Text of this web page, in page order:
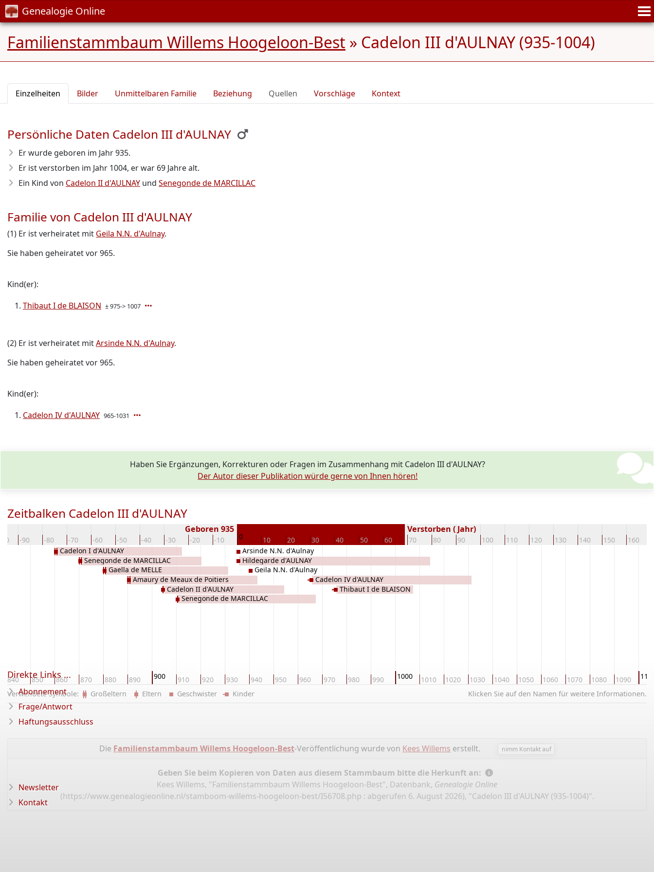
Genealogie Online
Familienstammbaum Willems Hoogeloon-Best » Cadelon III d'AULNAY (935-1004)
Einzelheiten Bilder Unmittelbaren Familie Beziehung Quellen Vorschläge Kontext
Persönliche Daten Cadelon III d'AULNAY
Er wurde geboren im Jahr 935.
Er ist verstorben im Jahr 1004, er war 69 Jahre alt.
Ein Kind von Cadelon II d'AULNAY und Senegonde de MARCILLAC
Familie von Cadelon III d'AULNAY
(1) Er ist verheiratet mit Geila N.N. d'Aulnay.
Sie haben geheiratet vor 965.
Kind(er):
Thibaut I de BLAISON ± 975-> 1007
(2) Er ist verheiratet mitArsinde N.N. d'Aulnay.
Sie haben geheiratet vor 965.
Kind(er):
Cadelon IV d'AULNAY 965-1031
Haben Sie Ergänzungen, Korrekturen oder Fragen im Zusammenhang mit Cadelon III d'AULNAY?
Der Autor dieser Publikation würde gerne von Ihnen hören!
Zeitbalken Cadelon III d'AULNAY
-90 -80 -70 -60 -50 -40 -30 -20 -10 0 10 20 30 40 50 60 70 80 90 100 110 120 130 140 150 160
Geboren 935 Verstorben ( Jahr)
840 850 860 870 880 890 900 910 920 930 940 950 960 970 980 990 1000 1010 1020 1030 1040 1050 1060 1070 1080 1090
Cadelon I d'AULNAY
Senegonde de MARCILLAC
Gaella de MELLE
Amaury de Meaux de Poitiers
d'AQUITAINECadelon II d'AULNAY
Senegonde de MARCILLAC
Arsinde N.N. d'Aulnay
Hildegarde d'AULNAY
Geila N.N. d'Aulnay
Cadelon IV d'AULNAY
Thibaut I de BLAISON
Klicken Sie auf den Namen für weitere Informationen.
Verwendete Symbole: Großeltern Eltern Geschwister Kinder
Die Familienstammbaum Willems Hoogeloon-Best-Veröffentlichung wurde von Kees Willems erstellt. nimm Kontakt auf
Geben Sie beim Kopieren von Daten aus diesem Stammbaum bitte die Herkunft an:
Kees Willems, "Familienstammbaum Willems Hoogeloon-Best", Datenbank, Genealogie Online
(https://www.genealogieonline.nl/stamboom-willems-hoogeloon-best/I56708.php : abgerufen 6. August 2026), "Cadelon III d'AULNAY (935-1004)".
Direkte Links ...
Abonnement
Frage/Antwort
Haftungsausschluss
Newsletter
Kontakt